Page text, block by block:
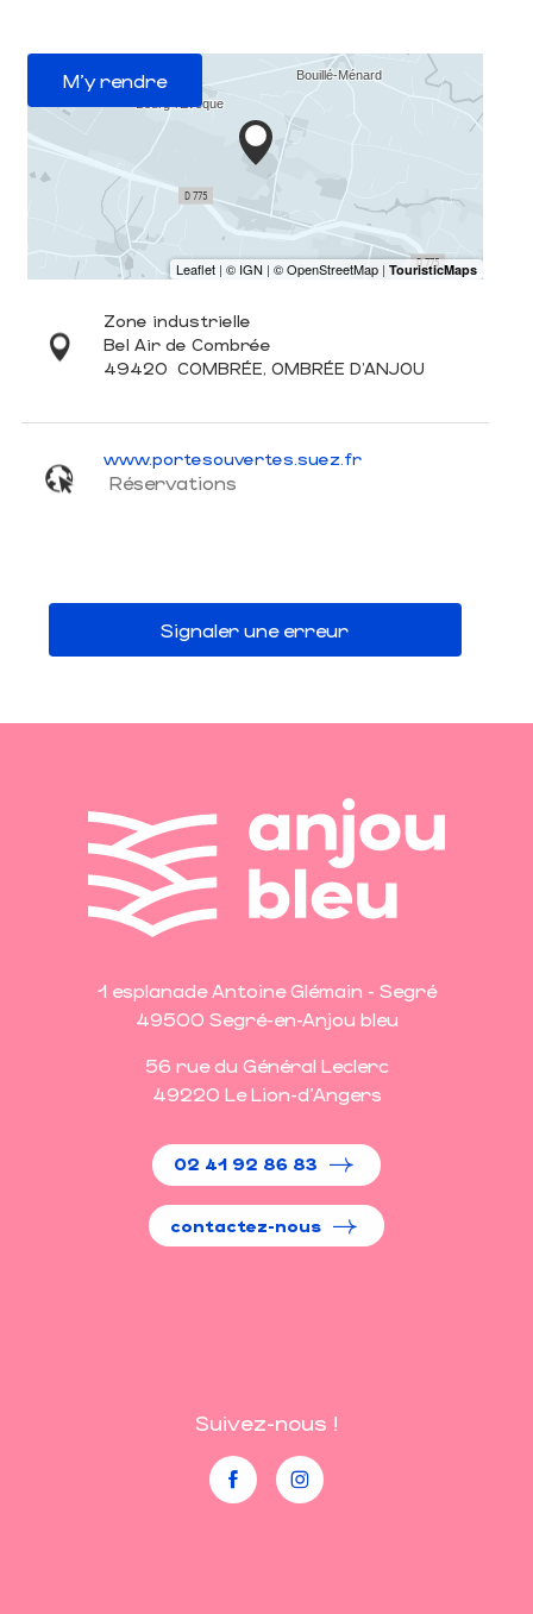
M'y rendre
Zone industrielle
Bel Air de Combrée
49420 COMBRÉE, OMBRÉE D'ANJOU
www.portesouvertes.suez.fr
Réservations
Signaler une erreur
1 esplanade Antoine Glémain - Segré
49500 Segré-en-Anjou bleu
56 rue du Général Leclerc
49220 Le Lion-d'Angers
02 41 92 86 83
contactez-nous
Suivez-nous !